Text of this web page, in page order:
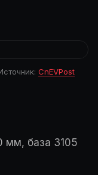
CnEVPost
мм, база 3105